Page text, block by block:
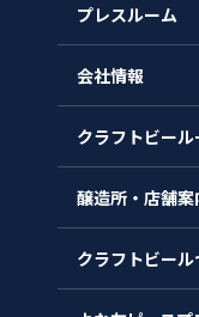
プレスルーム
会社情報
会社概要
沿革
クラフトビール
醸造所・店舗案
クラフトビー